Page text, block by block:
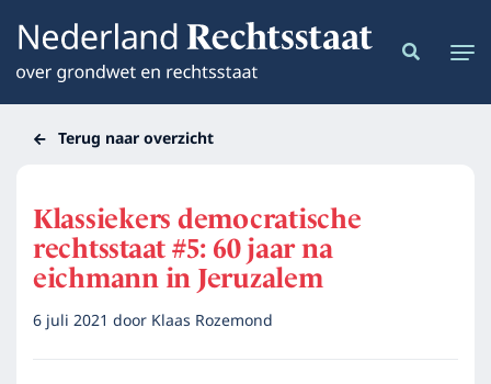
Terug naar overzicht
Klassiekers democratische
rechtsstaat #5: 60 jaar na
eichmann in Jeruzalem
6 juli 2021 door Klaas Rozemond